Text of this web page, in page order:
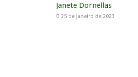
Janete Dornellas
25 de janeiro de 2023